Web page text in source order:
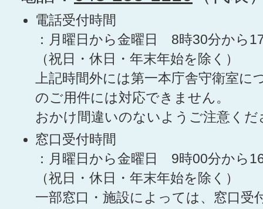
電話受付時間
：月曜日から金曜日 8時30分から
（祝日・休日・年末年始を除く）
上記時間外には第一本庁舎守衛室に
のご用件には対応できません。
おかけ間違いのないようご注意くだ
窓口受付時間
：月曜日から金曜日 9時00分から
（祝日・休日・年末年始を除く）
一部窓口・施設によっては、窓口受